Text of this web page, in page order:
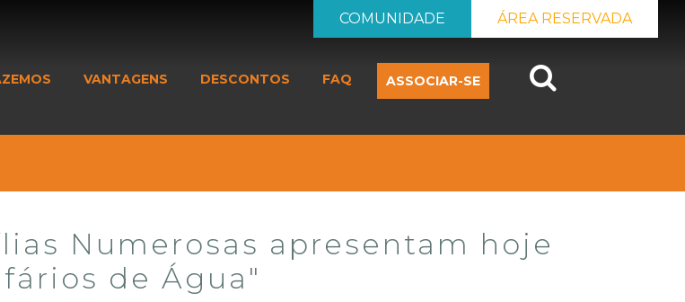
ÁREA RESERVADA
COMUNIDADE
VANTAGENS DESCONTOS FAQ ASSOCIAR-SE
Numerosas apresentam hoje
de Água"